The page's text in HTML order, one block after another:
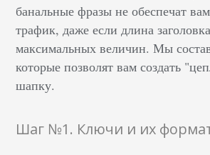
банальные фразы не обеспечат
трафик, даже если длина
максимальных величин. Мы
которые позволят вам создать
шапку.
Шаг №1. Ключи и их